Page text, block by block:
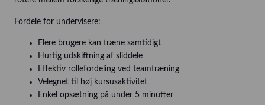
Fordele for undervisere:
Flere brugere kan træne samtidigt
Hurtig udskiftning af sliddele
Effektiv rollefordeling ved teamtræning
Velegnet til høj kursusaktivitet
Enkel opsætning på under 5 minutter